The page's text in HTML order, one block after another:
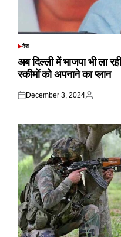
POSTED
देश
अब दिल्ली में भाजपा भी ला
स्कीमों को अपनाने का प्लान
Posted
December 3, 2024
Posted